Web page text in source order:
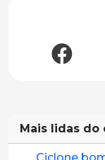
Mais lidas do